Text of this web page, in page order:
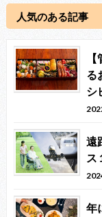
人気のある記事
る
シ
遠
ス
年